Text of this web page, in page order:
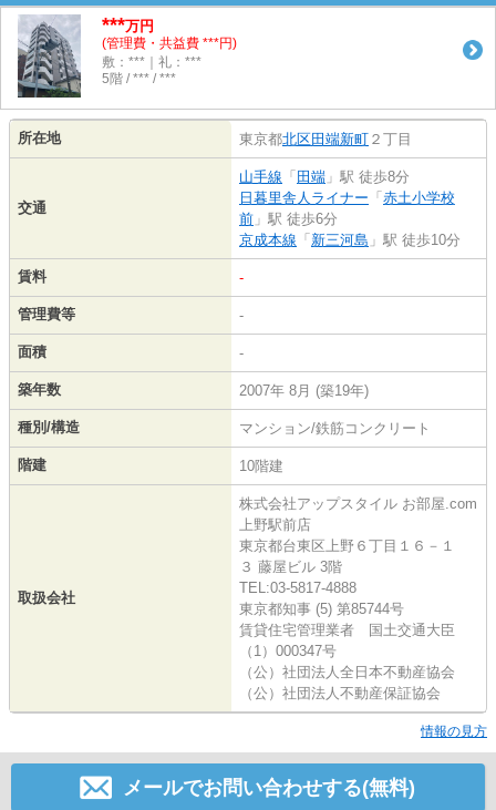
***万円
(管理費・共益費 ***円)
敷：***｜礼：***
5階 / *** / ***
所在地 東京都北区田端新町 ２丁目
交通
山手線 「 田端 」駅 徒歩8分
日暮里舎人ライナー 「 赤土小学校
前 」駅 徒歩6分
京成本線 「 新三河島 」駅 徒歩10分
賃料 -
管理費等 -
面積 -
築年数 2007年 8月 (築19年)
種別/構造 マンション/鉄筋コンクリート
階建 10階建
取扱会社
株式会社アップスタイル お部屋.com
上野駅前店
東京都台東区上野６丁目１６－１
３ 藤屋ビル 3階
TEL:03-5817-4888
東京都知事 (5) 第85744号
賃貸住宅管理業者 国土交通大臣
（1）000347号
（公）社団法人全日本不動産協会
（公）社団法人不動産保証協会
情報の見方
メールでお問い合わせする(無料)